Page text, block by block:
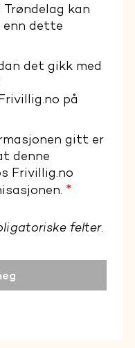
kan
enn dette
det gikk med
på
gitt er
denne
Frivillig.no
*
felter.